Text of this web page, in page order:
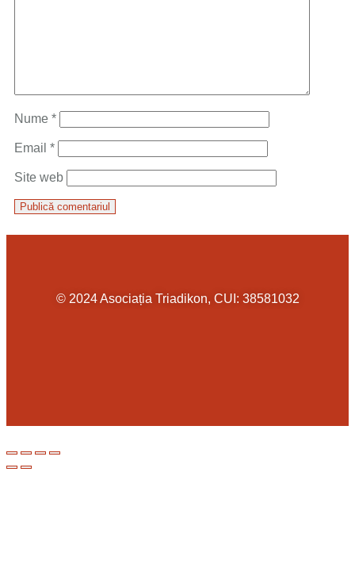
Nume *
Email *
Site web
© 2024 Asociația Triadikon, CUI: 38581032